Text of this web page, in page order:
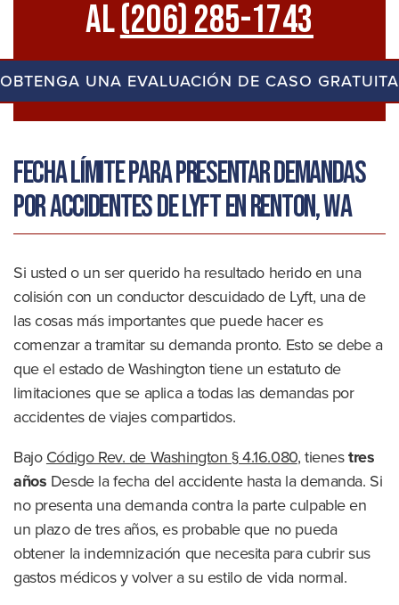
Al(206) 285-1743
OBTENGA UNA EVALUACIÓN DE CASO GRATUITA
Fecha límite para presentar demandas
por accidentes de Lyft en Renton, WA
Si usted o un ser querido ha resultado herido en una
colisión con un conductor descuidado de Lyft, una de
las cosas más importantes que puede hacer es
comenzar a tramitar su demanda pronto. Esto se debe a
que el estado de Washington tiene un estatuto de
limitaciones que se aplica a todas las demandas por
accidentes de viajes compartidos.
BajoCódigo Rev. de Washington § 4.16.080, tienestres
años Desde la fecha del accidente hasta la demanda. Si
no presenta una demanda contra la parte culpable en
un plazo de tres años, es probable que no pueda
obtener la indemnización que necesita para cubrir sus
gastos médicos y volver a su estilo de vida normal.